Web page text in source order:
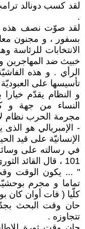
لقد كسب دونالد
.
لقد صوّت نصف هذه
بسفور ، و مجنون
الانتخابات
خبيث ضد المهاجرين و
الرأي . و هذه
تأسيسها على العبوديّة
و النظام يقدّم
النساء من جهة و
مجرمة الحرب نظام
- الإمبريالي هو
الإنسانيّة على قيد
في رسالته على
101 ، قال القائد الثوريّ بوب أفاكيان :
" ... يكون الوقت
تماما و مجرم
كلّيا ( فات أوان كان
حان وقت البحث
تتجاوزه .